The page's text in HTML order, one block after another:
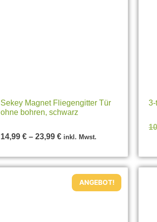
Sekey Magnet Fliegengitter Tür
ohne bohren, schwarz
14,99€ –23,99€ inkl. Mwst.
ANGEBOT!